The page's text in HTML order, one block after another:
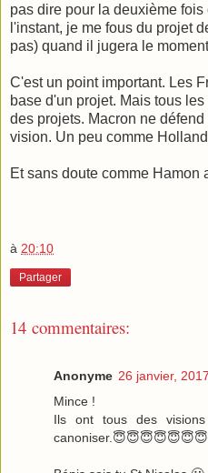
pas dire pour la deuxième
l'instant, je me fous du projet
pas) quand il jugera le
C'est un point important. Les
base d'un projet. Mais tous
des projets. Macron ne
vision. Un peu comme
Et sans doute comme Hamon
à 20:10
Partager
14 commentaires:
Anonyme 26 janvier,
Mince !
Ils ont tous des